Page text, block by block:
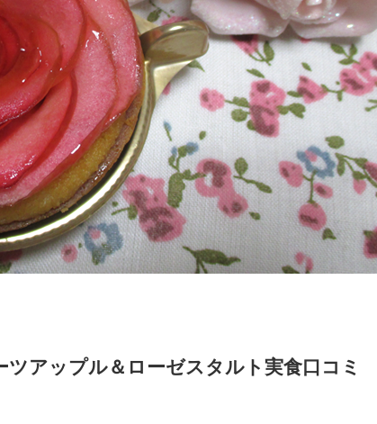
アップル＆ローゼスタルト実食口コミ